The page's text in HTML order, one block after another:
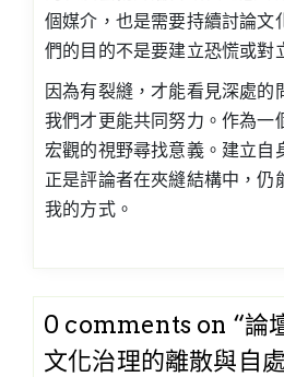
個媒介，也是需要持續討論文
們的目的不是要建立恐慌或對
因為有裂縫，才能看見深處的
我們才更能共同努力。作為一
宏觀的視野尋找意義。建立自
正是評論者在夾縫結構中，仍
我的方式。
0 comments on “論
文化治理的離散與自處